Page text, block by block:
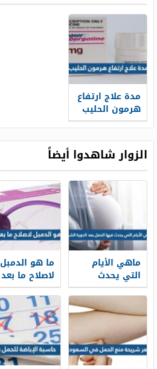
مدة علاج ارتفاع
هرمون الحليب
الزوار شاهدوا أيضاً
ماهي الأيام
التي يحدث
فيها الحمل بعد
الدورة الشهرية
ما هو الدمبل
لاصلاح ما بعد
الولادة